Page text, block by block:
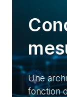
Une
fonction